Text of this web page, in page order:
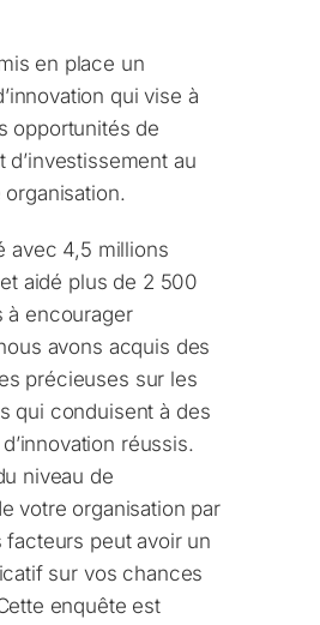
en place un
qui vise à
opportunités de
d’investissement au
avec 4,5 millions
aidé plus de 2 500
à encourager
avons acquis des
précieuses sur les
qui conduisent à des
réussis.
niveau de
votre organisation par
facteurs peut avoir un
sur vos chances
enquête est